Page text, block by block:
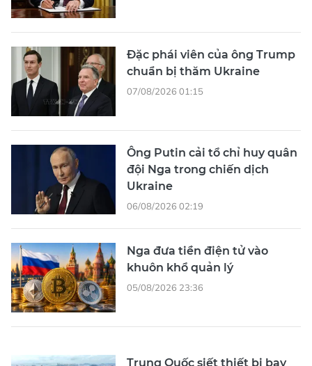
Đặc phái viên của ông Trump
chuẩn bị thăm Ukraine
07/08/2026 01:15
Ông Putin cải tổ chỉ huy quân
đội Nga trong chiến dịch
Ukraine
06/08/2026 02:19
Nga đưa tiền điện tử vào
khuôn khổ quản lý
05/08/2026 23:36
Trung Quốc siết thiết bị bay